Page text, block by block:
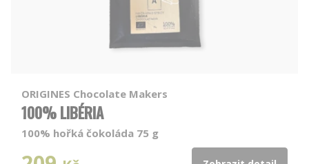
ORIGINES Chocolate Makers
100% LIBÉRIA
100% hořká čokoláda 75 g